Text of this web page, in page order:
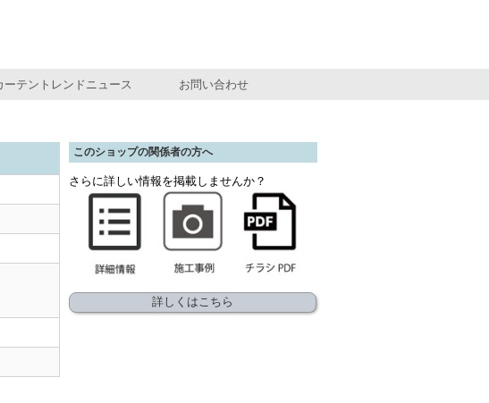
ーテントレンドニュース お問い合わせ
このショップの関係者の方へ
さらに詳しい情報を掲載しませんか？
詳しくはこちら